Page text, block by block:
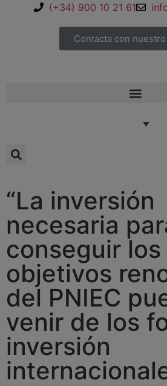
(+34) 900 10 21 61
Contacta con
“La inversión
necesaria
conseguir los
objetivos
del PNIEC
venir de los
inversión